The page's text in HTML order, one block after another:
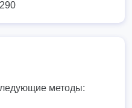
методы: